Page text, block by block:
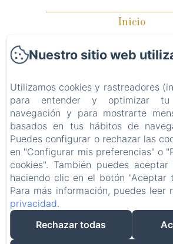
Inicio
Propiedades en
Contacto
Política de
Información
Información sobre
EN
IT
Nuestro sitio web
Utilizamos cookies y rastreadores
para entender y optimizar tu
navegación y para mostrarte
basados en tus hábitos de
Puedes configurar o rechazar las
en "Configurar mis preferencias" o
cookies". También puedes
haciendo clic en el botón "Aceptar
Para más información, puedes leer
privacidad.
Rechazar todas